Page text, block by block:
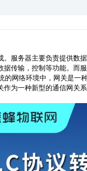
服务器主要负责提供数
传输，控制等功能。而
的网络环境中，网关是一
作为一种新型的通信网关